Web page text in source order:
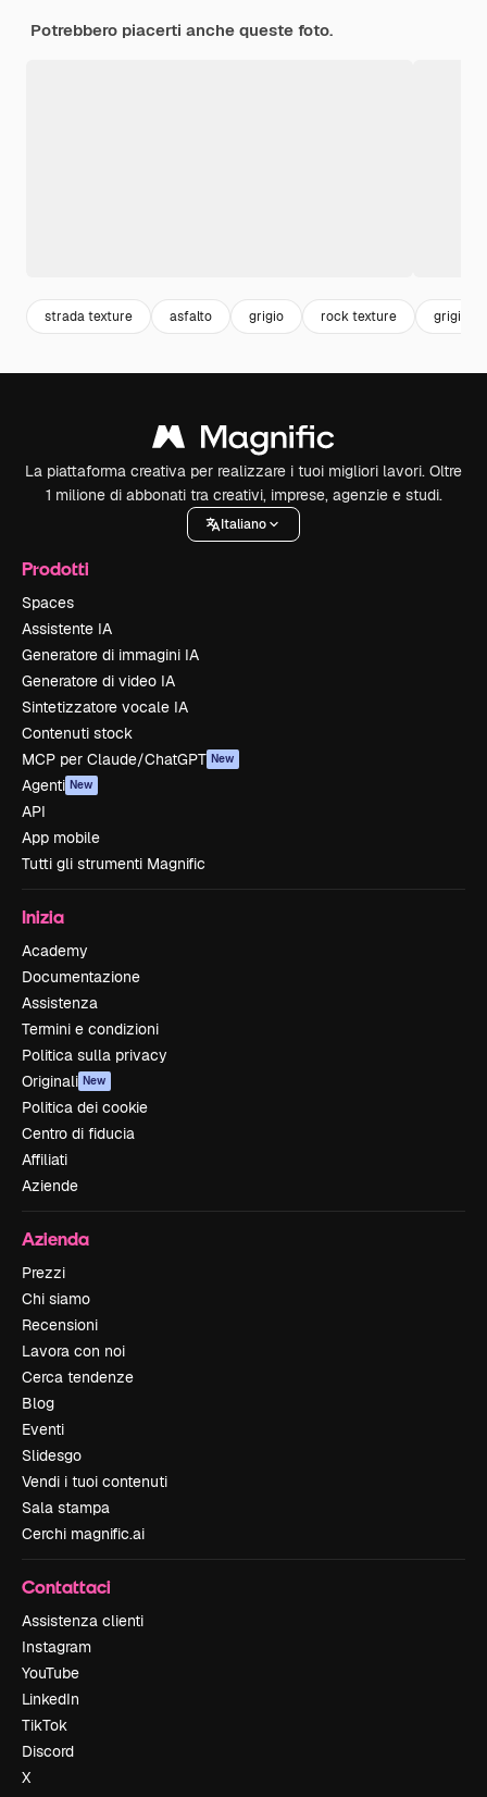
Potrebbero piacerti anche queste foto.
strada texture asfalto grigio rock texture grigio
La piattaforma creativa per realizzare i tuoi migliori lavori. Oltre
1 milione di abbonati tra creativi, imprese, agenzie e studi.
Italiano
Prodotti
Spaces
Assistente IA
Generatore di immagini IA
Generatore di video IA
Sintetizzatore vocale IA
Contenuti stock
MCP per Claude/ChatGPT New
Agenti New
API
App mobile
Tutti gli strumenti Magnific
Inizia
Academy
Documentazione
Assistenza
Termini e condizioni
Politica sulla privacy
Originali New
Politica dei cookie
Centro di fiducia
Affiliati
Aziende
Azienda
Prezzi
Chi siamo
Recensioni
Lavora con noi
Cerca tendenze
Blog
Eventi
Slidesgo
Vendi i tuoi contenuti
Sala stampa
Cerchi magnific.ai
Contattaci
Assistenza clienti
Instagram
YouTube
LinkedIn
TikTok
Discord
X